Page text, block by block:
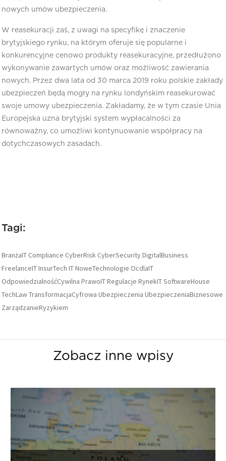
nowych umów ubezpieczenia.
W reasekuracji zaś, z uwagi na specyfikę i znaczenie
brytyjskiego rynku, na którym oferuje się popularne i
konkurencyjne cenowo produkty reasekuracyjne, przedłużono
wykonywanie zawartych umów oraz możliwość zawierania
nowych. Przez dwa lata od 30 marca 2019 roku polskie zakłady
ubezpieczeń będą mogły na rynku londyńskim reasekurować
swoje umowy ubezpieczenia. Zakładamy, że w tym czasie Unia
Europejska uzna brytyjski system wypłacalności za
równoważny, co umożliwi kontynuowanie współpracy na
dotychczasowych zasadach.
Tagi:
BranżaIT Compliance CyberRisk CyberSecurityDigitalBusiness
FreelanceITInsurTech ITNoweTechnologie OcdlaIT
OdpowiedzialnośćCywilna PrawoITRegulacje RynekITSoftwareHouse
TechLawTransformacjaCyfrowa Ubezpieczenia UbezpieczeniaBiznesowe
ZarządzanieRyzykiem
Zobacz inne wpisy